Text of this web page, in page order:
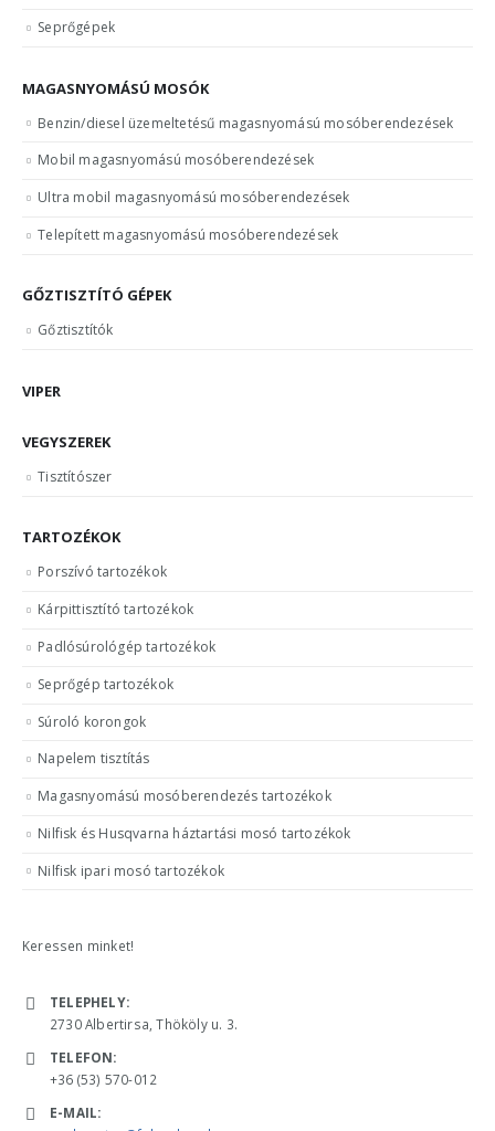
Seprőgépek
MAGASNYOMÁSÚ MOSÓK
Benzin/diesel üzemeltetésű magasnyomású mosóberendezések
Mobil magasnyomású mosóberendezések
Ultra mobil magasnyomású mosóberendezések
Telepített magasnyomású mosóberendezések
GŐZTISZTÍTÓ GÉPEK
Gőztisztítók
VIPER
VEGYSZEREK
Tisztítószer
TARTOZÉKOK
Porszívó tartozékok
Kárpittisztító tartozékok
Padlósúrológép tartozékok
Seprőgép tartozékok
Súroló korongok
Napelem tisztítás
Magasnyomású mosóberendezés tartozékok
Nilfisk és Husqvarna háztartási mosó tartozékok
Nilfisk ipari mosó tartozékok
Keressen minket!
TELEPHELY:
2730 Albertirsa, Thököly u. 3.
TELEFON:
+36 (53) 570-012
E-MAIL: